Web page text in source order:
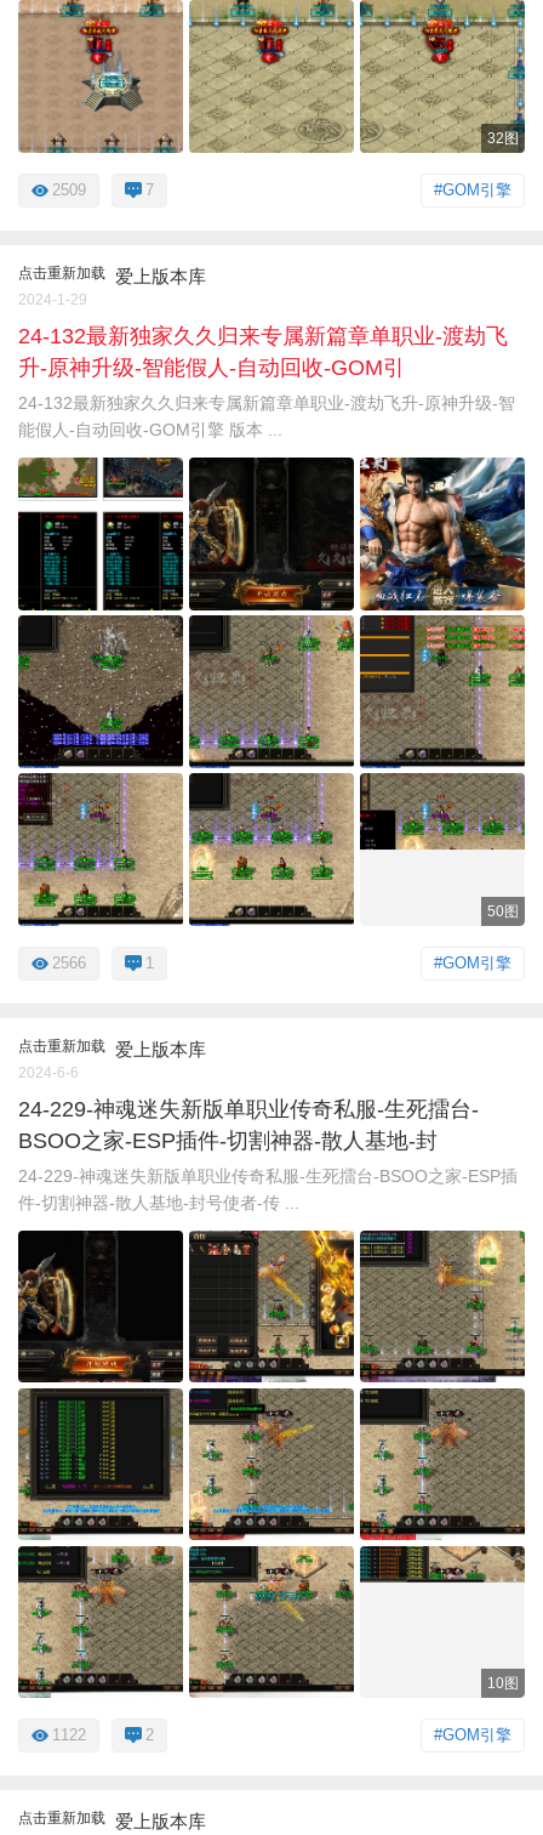
32图
#GOM引擎
2509 7
点击重新加载 爱上版本库
2024-1-29
24-132最新独家久久归来专属新篇章单职业-渡劫飞
升-原神升级-智能假人-自动回收-GOM引
24-132最新独家久久归来专属新篇章单职业-渡劫飞升-原神升级-智
能假人-自动回收-GOM引擎 版本 ...
50图
#GOM引擎
2566 1
点击重新加载 爱上版本库
2024-6-6
24-229-神魂迷失新版单职业传奇私服-生死擂台-
BSOO之家-ESP插件-切割神器-散人基地-封
24-229-神魂迷失新版单职业传奇私服-生死擂台-BSOO之家-ESP插
件-切割神器-散人基地-封号使者-传 ...
10图
#GOM引擎
1122 2
点击重新加载 爱上版本库